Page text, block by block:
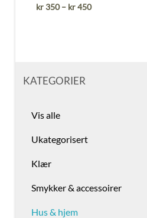
kr350 – kr450Prisområde:
KATEGORIER
Vis alle
Ukategorisert
Klær
Smykker & accessoirer
Hus & hjem